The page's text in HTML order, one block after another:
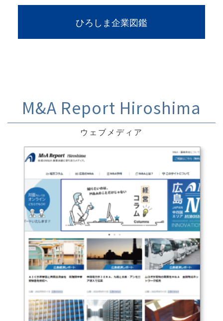
ひろしま企業図鑑
M&A Report Hiroshima
ウェブメディア